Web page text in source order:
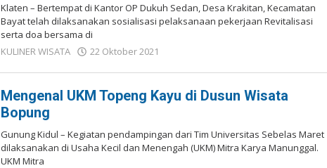
Klaten – Bertempat di Kantor OP Dukuh Sedan, Desa Krakitan, Kecamatan
Bayat telah dilaksanakan sosialisasi pelaksanaan pekerjaan Revitalisasi
serta doa bersama di
KULINER WISATA
22 Oktober 2021
Mengenal UKM Topeng Kayu di Dusun Wisata
Bopung
Gunung Kidul – Kegiatan pendampingan dari Tim Universitas Sebelas Maret
dilaksanakan di Usaha Kecil dan Menengah (UKM) Mitra Karya Manunggal.
UKM Mitra